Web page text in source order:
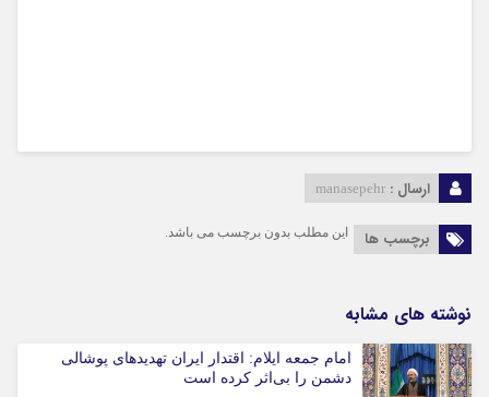
ارسال : manasepehr
برچسب ها این مطلب بدون برچسب می باشد.
نوشته های مشابه
امام جمعه ایلام: اقتدار ایران تهدیدهای پوشالی
دشمن را بی‌اثر کرده است